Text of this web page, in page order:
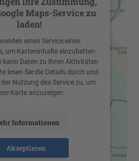
Maps-Service zu
laden!
einen Service eines
um Karteninhalte einzubetten.
kann Daten zu Ihren Aktivitäten
lesen Sie die Details durch und
Nutzung des Service zu, um
Karte anzuzeigen.
Informationen
Akzeptieren